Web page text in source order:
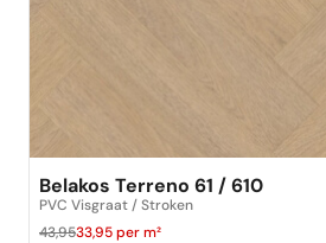
Belakos Terreno 61 / 610
PVC Visgraat / Stroken
43,9533,95 per m²